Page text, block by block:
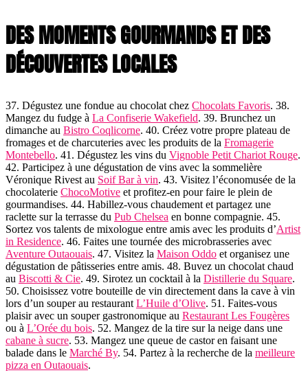
DES MOMENTS GOURMANDS ET DES
DÉCOUVERTES LOCALES
37. Dégustez une fondue au chocolat chez Chocolats Favoris. 38.
Mangez du fudge à La Confiserie Wakefield. 39. Brunchez un
dimanche au Bistro Coqlicorne. 40. Créez votre propre plateau de
fromages et de charcuteries avec les produits de la Fromagerie
Montebello. 41. Dégustez les vins du Vignoble Petit Chariot Rouge.
42. Participez à une dégustation de vins avec la sommelière
Véronique Rivest au Soif Bar à vin. 43. Visitez l’économusée de la
chocolaterie ChocoMotive et profitez-en pour faire le plein de
gourmandises. 44. Habillez-vous chaudement et partagez une
raclette sur la terrasse du Pub Chelsea en bonne compagnie. 45.
Sortez vos talents de mixologue entre amis avec les produits d’Artist
in Residence. 46. Faites une tournée des microbrasseries avec
Aventure Outaouais. 47. Visitez la Maison Oddo et organisez une
dégustation de pâtisseries entre amis. 48. Buvez un chocolat chaud
au Biscotti & Cie. 49. Sirotez un cocktail à la Distillerie du Square.
50. Choisissez votre bouteille de vin directement dans la cave à vin
lors d’un souper au restaurant L’Huile d’Olive. 51. Faites-vous
plaisir avec un souper gastronomique au Restaurant Les Fougères
ou à L’Orée du bois. 52. Mangez de la tire sur la neige dans une
cabane à sucre. 53. Mangez une queue de castor en faisant une
balade dans le Marché By. 54. Partez à la recherche de la meilleure
pizza en Outaouais.